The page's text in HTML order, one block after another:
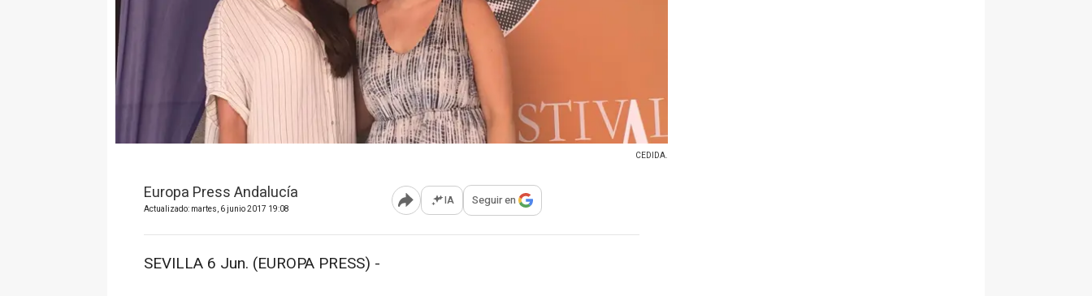
CEDIDA.
Europa Press Andalucía
Actualizado: martes, 6 junio 2017 19:08 Abrir opciones para compartir
IA Seguir en
SEVILLA 6 Jun. (EUROPA PRESS) -